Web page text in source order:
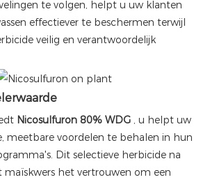
te volgen, helpt u uw klanten
effectiever te beschermen terwijl
veilig en verantwoordelijk
Nicosulfuron 80% WDG
, u helpt uw
meetbare voordelen te behalen in hun
Dit selectieve herbicide na
het vertrouwen om een